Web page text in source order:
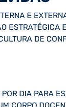
E
DE
DIA PARA